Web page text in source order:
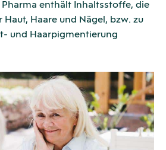
Pharma enthält Inhaltsstoffe, die
Haare und Nägel, bzw. zu
und Haarpigmentierung